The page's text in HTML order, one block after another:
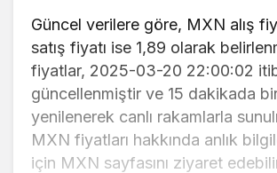
Güncel verilere göre, MXN alış
satış fiyatı ise 1,89 olarak
fiyatlar, 2025-03-20 22:00:02
güncellenmiştir ve 15 dakikada
yenilenerek canlı rakamlarla
MXN fiyatları hakkında anlık
için MXN sayfasını ziyaret